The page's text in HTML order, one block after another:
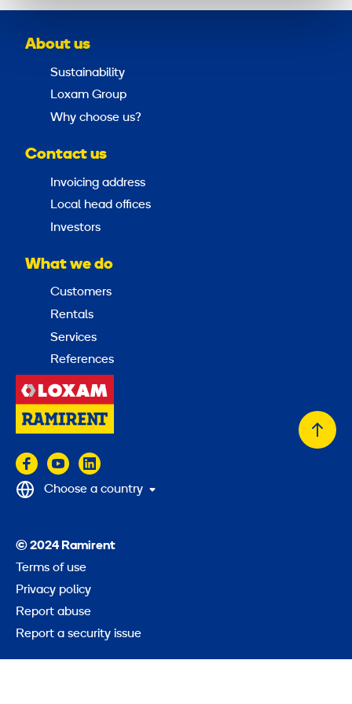
About us
Sustainability
Loxam Group
Why choose us?
Contact us
Invoicing address
Local head offices
Investors
What we do
Customers
Rentals
Services
References
Back
© 2024 Ramirent
Terms of use
Privacy policy
Report abuse
Report a security issue
Choose a country